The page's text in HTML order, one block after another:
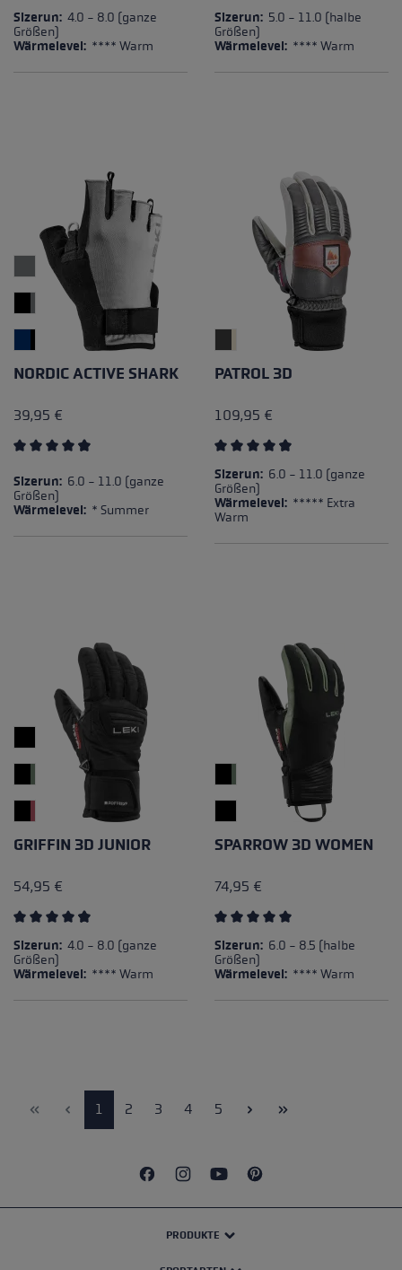
Durchschnittliche Bewertung von 5 von 5 Sternen
Sizerun: 4.0 - 8.0 (ganze
Größen)
Wärmelevel: **** Warm
Durchschnittliche
Sizerun: 5.0 - 11.0 (halbe
Größen)
Wärmelevel: **** Warm
NORDIC ACTIVE SHARK
39,95 €
Durchschnittliche Bewertung von 4.8 von 5 Sternen
Sizerun: 6.0 - 11.0 (ganze
Größen)
Wärmelevel: * Summer
PATROL 3D
109,95 €
Durchschnittliche
Sizerun: 6.0 - 11.0 (ganze
Größen)
Wärmelevel: ***** Extra
Warm
GRIFFIN 3D JUNIOR
54,95 €
Durchschnittliche Bewertung von 4.75 von 5 Sternen
Sizerun: 4.0 - 8.0 (ganze
Größen)
Wärmelevel: **** Warm
SPARROW 3D WOMEN
74,95 €
Durchschnittliche
Sizerun: 6.0 - 8.5 (halbe
Größen)
Wärmelevel: **** Warm
Seite
1 Seite
2 Seite
3 Seite
4 Seite
5
PRODUKTE